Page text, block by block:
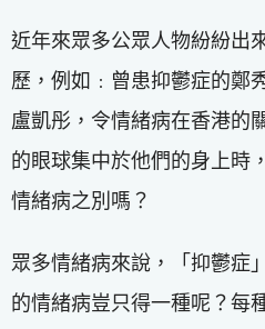
近年來眾多公眾人物紛紛出
歷，例如﹕曾患抑鬱症的鄭
盧凱彤，令情緒病在香港的
的眼球集中於他們的身上時
情緒病之別嗎？
眾多情緒病來說，「抑鬱症
的情緒病豈只得一種呢？每